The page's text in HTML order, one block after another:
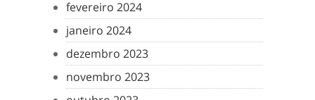
fevereiro 2024
janeiro 2024
dezembro 2023
novembro 2023